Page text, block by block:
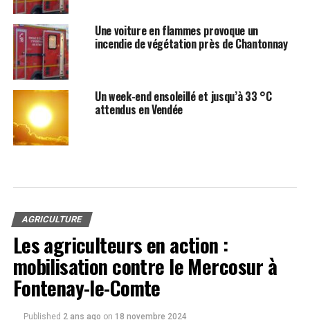
Une voiture en flammes provoque un
incendie de végétation près de Chantonnay
Un week-end ensoleillé et jusqu’à 33 °C
attendus en Vendée
AGRICULTURE
Les agriculteurs en action :
mobilisation contre le Mercosur à
Fontenay-le-Comte
Published 2 ans ago on 18 novembre 2024